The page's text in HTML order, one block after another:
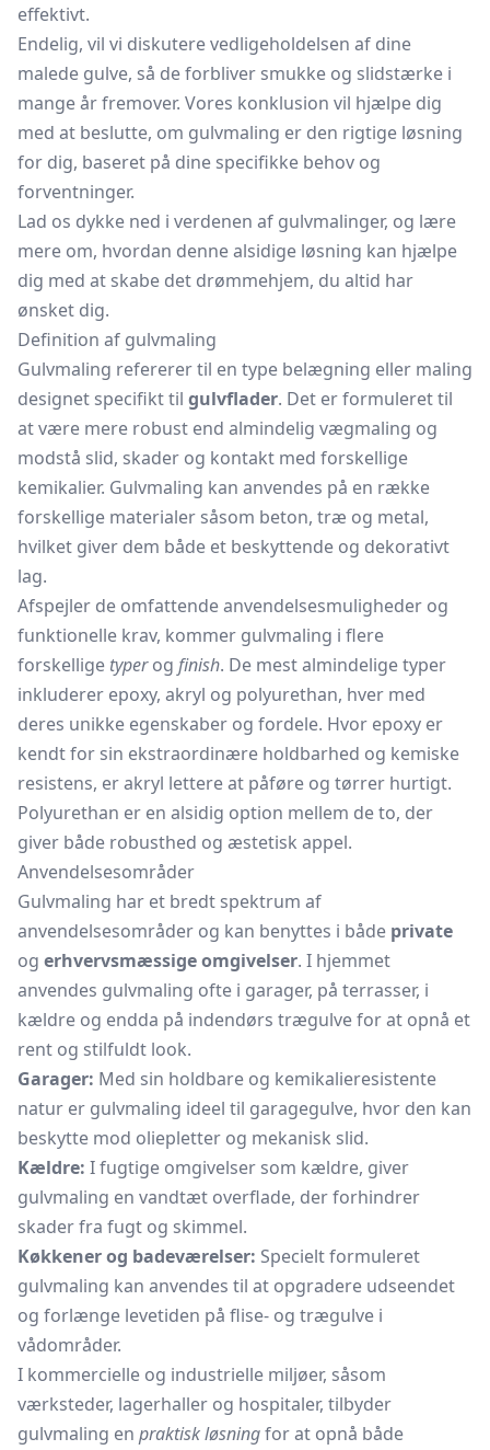
effektivt.
Endelig, vil vi diskutere vedligeholdelsen af dine
malede gulve, så de forbliver smukke og slidstærke i
mange år fremover. Vores konklusion vil hjælpe dig
med at beslutte, om gulvmaling er den rigtige løsning
for dig, baseret på dine specifikke behov og
forventninger.
Lad os dykke ned i verdenen af gulvmalinger, og lære
mere om, hvordan denne alsidige løsning kan hjælpe
dig med at skabe det drømmehjem, du altid har
ønsket dig.
Definition af gulvmaling
Gulvmaling refererer til en type belægning eller maling
designet specifikt til gulvflader. Det er formuleret til
at være mere robust end almindelig vægmaling og
modstå slid, skader og kontakt med forskellige
kemikalier. Gulvmaling kan anvendes på en række
forskellige materialer såsom beton, træ og metal,
hvilket giver dem både et beskyttende og dekorativt
lag.
Afspejler de omfattende anvendelsesmuligheder og
funktionelle krav, kommer gulvmaling i flere
forskellige typerog finish. De mest almindelige typer
inkluderer epoxy, akryl og polyurethan, hver med
deres unikke egenskaber og fordele. Hvor epoxy er
kendt for sin ekstraordinære holdbarhed og kemiske
resistens, er akryl lettere at påføre og tørrer hurtigt.
Polyurethan er en alsidig option mellem de to, der
giver både robusthed og æstetisk appel.
Anvendelsesområder
Gulvmaling har et bredt spektrum af
anvendelsesområder og kan benyttes i både private
og erhvervsmæssige omgivelser. I hjemmet
anvendes gulvmaling ofte i garager, på terrasser, i
kældre og endda på indendørs trægulve for at opnå et
rent og stilfuldt look.
Garager: Med sin holdbare og kemikalieresistente
natur er gulvmaling ideel til garagegulve, hvor den kan
beskytte mod oliepletter og mekanisk slid.
Kældre: I fugtige omgivelser som kældre, giver
gulvmaling en vandtæt overflade, der forhindrer
skader fra fugt og skimmel.
Køkkener og badeværelser: Specielt formuleret
gulvmaling kan anvendes til at opgradere udseendet
og forlænge levetiden på flise- og trægulve i
vådområder.
I kommercielle og industrielle miljøer, såsom
værksteder, lagerhaller og hospitaler, tilbyder
gulvmaling en praktisk løsningfor at opnå både